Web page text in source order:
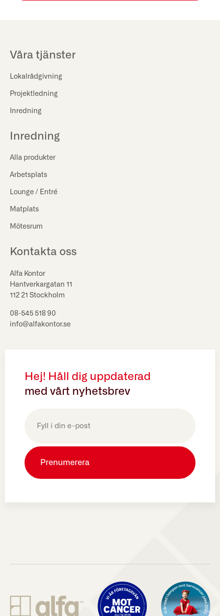
Våra tjänster
Lokalrådgivning
Projektledning
Inredning
Inredning
Alla produkter
Arbetsplats
Lounge / Entré
Matplats
Mötesrum
Kontakta oss
Alfa Kontor
Hantverkargatan 11
112 21 Stockholm
08-545 518 90
info@alfakontor.se
Hej! Håll dig uppdaterad
med vårt nyhetsbrev
(Obligatoriskt)